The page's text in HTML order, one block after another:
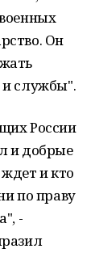
Он
и службы".
России
и добрые
и кто
по праву
-